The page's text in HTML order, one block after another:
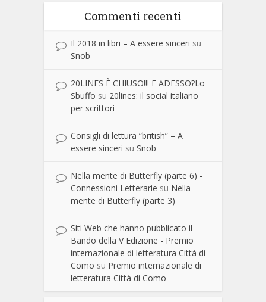
Commenti recenti
Il 2018 in libri – A essere sinceri su
Snob
20LINES È CHIUSO!!! E ADESSO?Lo
Sbuffo su 20lines: il social italiano
per scrittori
Consigli di lettura “british” – A
essere sinceri su Snob
Nella mente di Butterfly (parte 6) -
Connessioni Letterarie su Nella
mente di Butterfly (parte 3)
Siti Web che hanno pubblicato il
Bando della V Edizione - Premio
internazionale di letteratura Città di
Como su Premio internazionale di
letteratura Città di Como